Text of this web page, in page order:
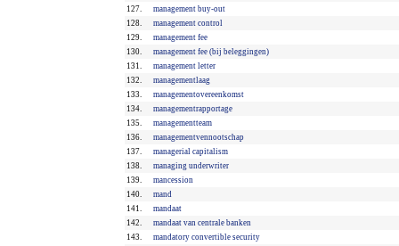
127.
management buy-out
128.
management control
129.
management fee
130.
management fee (bij beleggingen)
131.
management letter
132.
managementlaag
133.
managementovereenkomst
134.
managementrapportage
135.
managementteam
136.
managementvennootschap
137.
managerial capitalism
138.
managing underwriter
139.
mancession
140.
mand
141.
mandaat
142.
mandaat van centrale banken
143.
mandatory convertible security